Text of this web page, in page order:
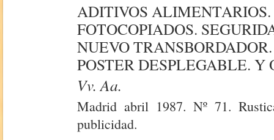
ADITIVOS
FOTOCOPIADOS.
NUEVO
POSTER DESPLEGABLE. Y
Vv. Aa.
Madrid abril 1987. Nº 71.
publicidad.